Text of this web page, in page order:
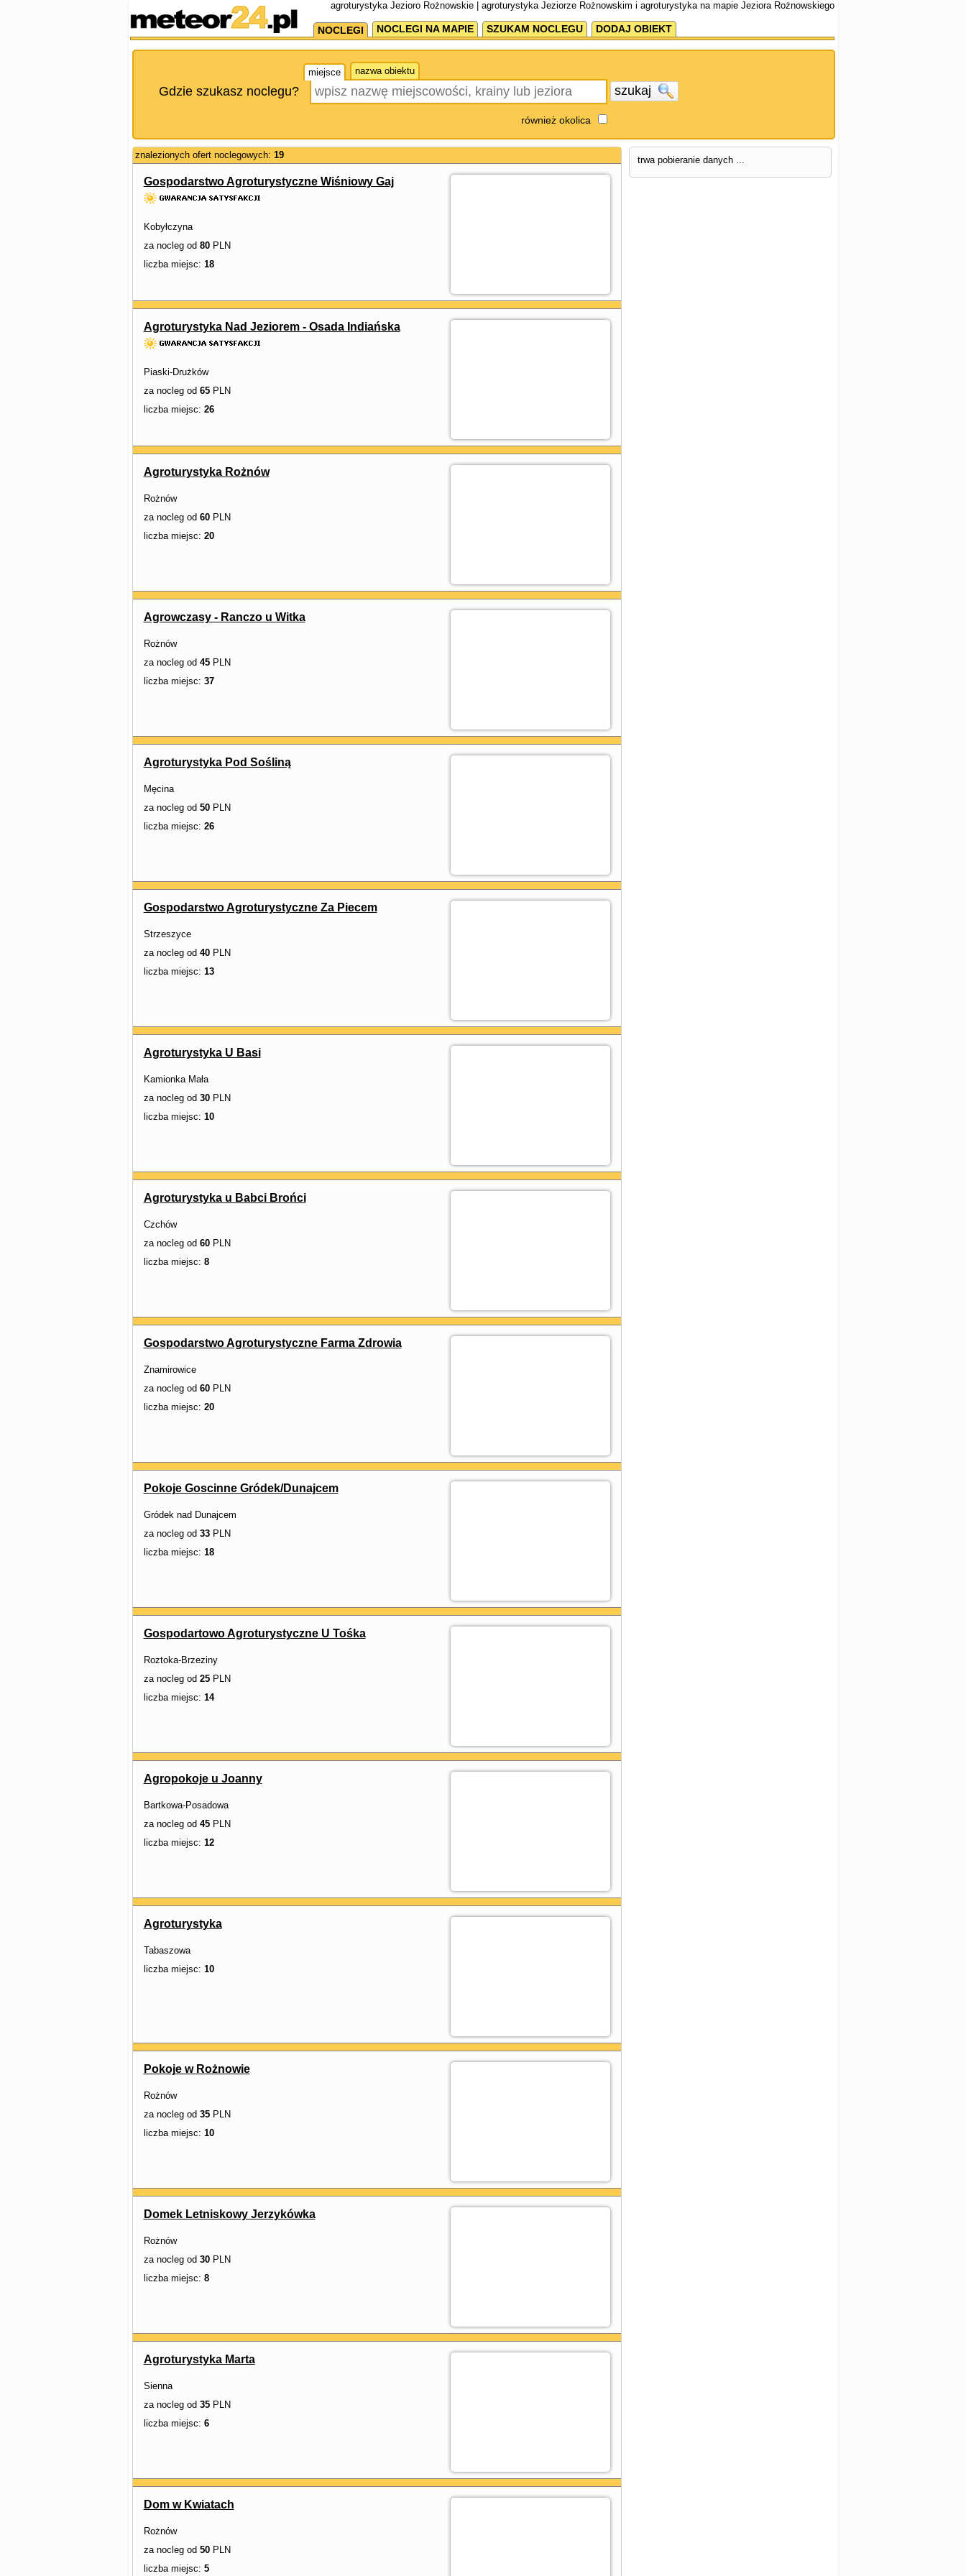
agroturystyka Jezioro Rożnowskie | agroturystyka Jeziorze Rożnowskim i agroturystyka na mapie Jeziora Rożnowskiego
NOCLEGI NOCLEGI NA MAPIE SZUKAM NOCLEGU DODAJ OBIEKT
miejsce nazwa obiektu
Gdzie szukasz noclegu? szukaj
również okolica
znalezionych ofert noclegowych: 19
Gospodarstwo Agroturystyczne Wiśniowy Gaj
Kobyłczyna
za nocleg od 80PLN
liczba miejsc: 18
Agroturystyka Nad Jeziorem - Osada Indiańska
Piaski-Drużków
za nocleg od 65PLN
liczba miejsc: 26
Agroturystyka Rożnów
Rożnów
za nocleg od 60PLN
liczba miejsc: 20
Agrowczasy - Ranczo u Witka
Rożnów
za nocleg od 45PLN
liczba miejsc: 37
Agroturystyka Pod Sośliną
Męcina
za nocleg od 50PLN
liczba miejsc: 26
Gospodarstwo Agroturystyczne Za Piecem
Strzeszyce
za nocleg od 40PLN
liczba miejsc: 13
Agroturystyka U Basi
Kamionka Mała
za nocleg od 30PLN
liczba miejsc: 10
Agroturystyka u Babci Brońci
Czchów
za nocleg od 60PLN
liczba miejsc: 8
Gospodarstwo Agroturystyczne Farma Zdrowia
Znamirowice
za nocleg od 60PLN
liczba miejsc: 20
Pokoje Goscinne Gródek/Dunajcem
Gródek nad Dunajcem
za nocleg od 33PLN
liczba miejsc: 18
Gospodartowo Agroturystyczne U Tośka
Roztoka-Brzeziny
za nocleg od 25PLN
liczba miejsc: 14
Agropokoje u Joanny
Bartkowa-Posadowa
za nocleg od 45PLN
liczba miejsc: 12
Agroturystyka
Tabaszowa
liczba miejsc: 10
Pokoje w Rożnowie
Rożnów
za nocleg od 35PLN
liczba miejsc: 10
Domek Letniskowy Jerzykówka
Rożnów
za nocleg od 30PLN
liczba miejsc: 8
Agroturystyka Marta
Sienna
za nocleg od 35PLN
liczba miejsc: 6
Dom w Kwiatach
Rożnów
za nocleg od 50PLN
liczba miejsc: 5
trwa pobieranie danych ...